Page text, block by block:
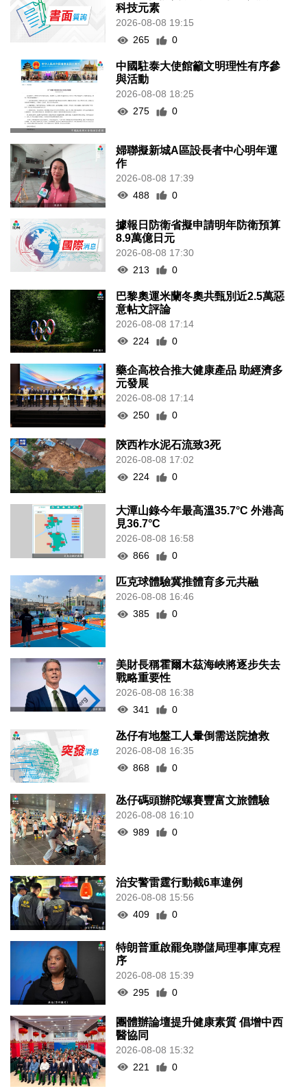
科技元素
2026-08-08 19:15
265
0
中國駐泰大使館籲文明理性有序參
與活動
2026-08-08 18:25
275
0
婦聯擬新城A區設長者中心明年運
作
2026-08-08 17:39
488
0
據報日防衛省擬申請明年防衛預算
8.9萬億日元
2026-08-08 17:30
213
0
巴黎奧運米蘭冬奧共甄別近2.5萬惡
意帖文評論
2026-08-08 17:14
224
0
藥企高校合推大健康產品 助經濟多
元發展
2026-08-08 17:14
250
0
陝西柞水泥石流致3死
2026-08-08 17:02
224
0
大潭山錄今年最高溫35.7°C 外港高
見36.7°C
2026-08-08 16:58
866
0
匹克球體驗冀推體育多元共融
2026-08-08 16:46
385
0
美財長稱霍爾木茲海峽將逐步失去
戰略重要性
2026-08-08 16:38
341
0
氹仔有地盤工人暈倒需送院搶救
2026-08-08 16:35
868
0
氹仔碼頭辦陀螺賽豐富文旅體驗
2026-08-08 16:10
989
0
治安警雷霆行動截6車違例
2026-08-08 15:56
409
0
特朗普重啟罷免聯儲局理事庫克程
序
2026-08-08 15:39
295
0
團體辦論壇提升健康素質 倡增中西
醫協同
2026-08-08 15:32
221
0